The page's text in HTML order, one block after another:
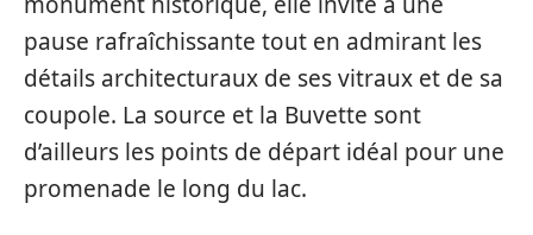
pause rafraîchissante tout en admirant les
détails architecturaux de ses vitraux et de sa
coupole. La source et la Buvette sont
d’ailleurs les points de départ idéal pour une
promenade le long du lac.